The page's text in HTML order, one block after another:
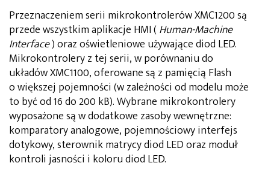
Przeznaczeniem serii mikrokontrolerów XMC1200 są
przede wszystkim aplikacje HMI ( Human-Machine
Interface) oraz oświetleniowe używające diod LED.
Mikrokontrolery z tej serii, w porównaniu do
układów XMC1100, oferowane są z pamięcią Flash
o większej pojemności (w zależności od modelu może
to być od 16 do 200 kB). Wybrane mikrokontrolery
wyposażone są w dodatkowe zasoby wewnętrzne:
komparatory analogowe, pojemnościowy interfejs
dotykowy, sterownik matrycy diod LED oraz moduł
kontroli jasności i koloru diod LED.